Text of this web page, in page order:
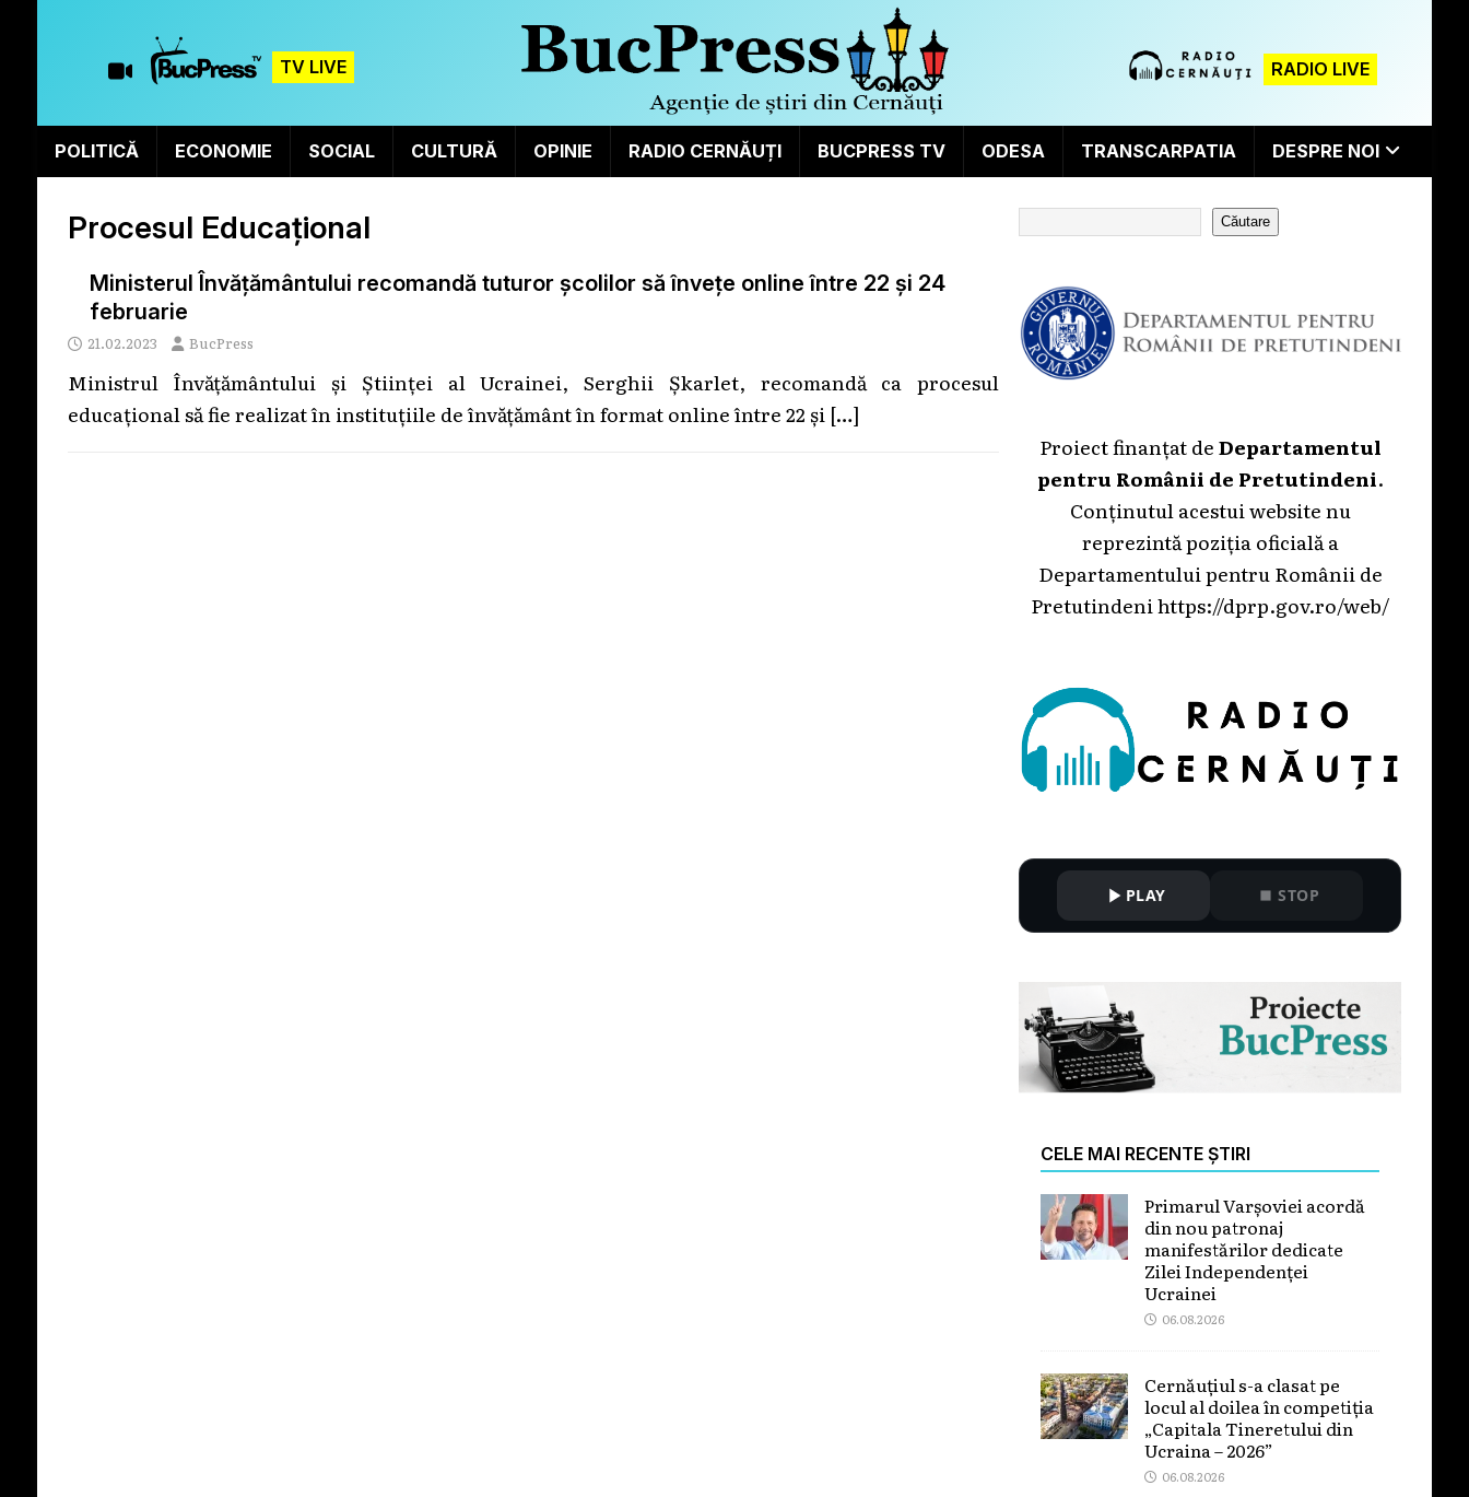
TV LIVE RADIO LIVE
POLITICĂ ECONOMIE SOCIAL CULTURĂ OPINIE RADIO CERNĂUȚI BUCPRESS TV ODESA TRANSCARPATIA DESPRE NOI
Procesul Educațional
Ministerul Învățământului recomandă tuturor școlilor să învețe online între 22 și 24
februarie
21.02.2023 BucPress
Ministrul Învățământului și Științei al Ucrainei, Serghii Șkarlet, recomandă ca procesul
educațional să fie realizat în instituțiile de învățământ în format online între 22 și […]
Căutare
Proiect finanțat deDepartamentul
pentru Românii de Pretutindeni.
Conținutul acestui website nu
reprezintă poziția oficială a
Departamentului pentru Românii de
Pretutindenihttps://dprp.gov.ro/web/
PLAY STOP
CELE MAI RECENTE ȘTIRI
Primarul Varșoviei acordă
din nou patronaj
manifestărilor dedicate
Zilei Independenței
Ucrainei
06.08.2026
Cernăuțiul s-a clasat pe
locul al doilea în competiția
„Capitala Tineretului din
Ucraina – 2026”
06.08.2026